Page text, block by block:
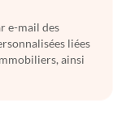
e-mail des
liées
ainsi